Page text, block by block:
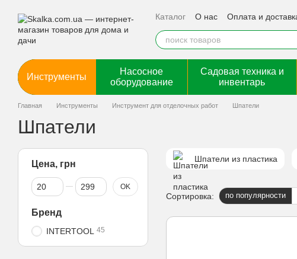
Каталог О нас Оплата и
Инструменты
Насосное
оборудование
Садовая техника и
инвентарь
Главная Инструменты Инструмент для отделочных работ Шпатели
Шпатели
Шпатели из пластика
Сортировка: по популярности
Цена, грн
От Цена, грн
До Цена, грн OK
Бренд
INTERTOOL 45